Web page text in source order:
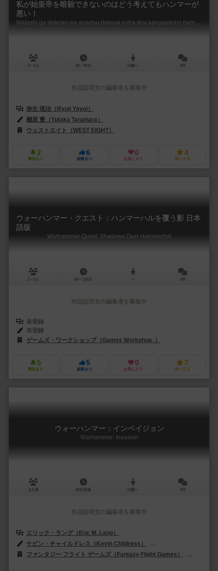
私が始皇帝を暗殺できないのはどう考えてもハンマーが
悪い！
Watashi ga shikotei wo ansatsu dekinai noha dou kangaetemo hammer ga warui
3～5人 60～90分 10歳～ 0件
作品説明文の編集者を募集中
弥生 琉治（Ryuji Yayoi）
棚原 豊（Yutaka Tanahara）
ウェストエイト（WEST EIGHT）
2
興味あり
6
経験あり
0
お気に入り
4
持ってる
ウォーハンマー・クエスト：ハンマーハルを覆う影 日本
語版
Warhammer Quest: Shadows Over Hammerhal
2～5人 60～120分 ー 0件
作品説明文の編集者を募集中
未登録
未登録
ゲームズ・ワークショップ（Games Workshop .）
5
興味あり
5
経験あり
0
お気に入り
7
持ってる
ウォーハンマー：インベイジョン
Warhammer: Invasion
2人用 45分前後 13歳～ 0件
作品説明文の編集者を募集中
エリック・ラング（Eric M. Lang）
ケビン・チャイルドレス（Kevin Childress）
ファンタジー フライト ゲームズ（Fantasy Flight Games）